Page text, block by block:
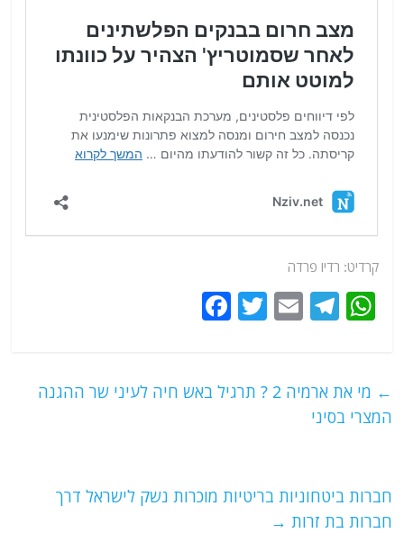
קרדיט: רדיו פרדה
W
s
A
T
g
E
l
T
er
e
k
←
מי את ארמיה 2 ? תרגיל באש חיה לעיני שר ההגנה
המצרי בסיני
חברות ביטחוניות בריטיות מוכרות נשק לישראל דרך
חברות בת זרות →